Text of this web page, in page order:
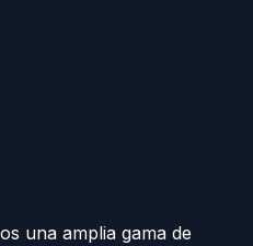
una amplia gama de